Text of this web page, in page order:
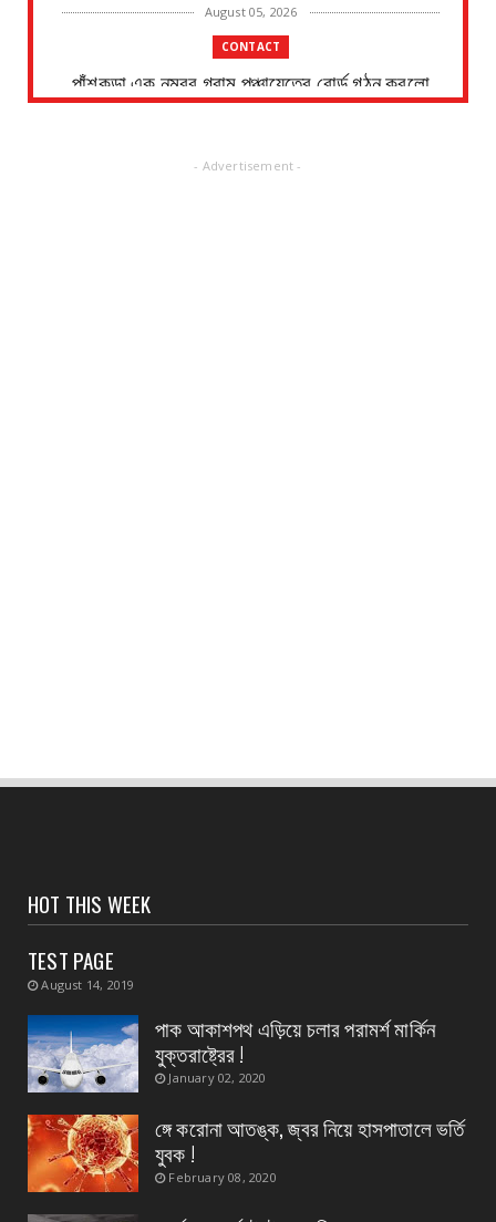
August 05, 2026
CONTACT
পাঁশকুড়া এক নম্বর গ্রাম পঞ্চায়েতের বোর্ড গঠন করলো
বিজেপি
CONTACT
CONTACT
নদী বাঁধ পরিদর্শন করলেন হলদিয়ার বিধায়ক প্রদীপ
সংবাদপত্রের ধার্যকৃত সোনা ও রূপার গহনা দর
August 04, 2026
স্বাস্থ্য মন্ত্রীর নির্দেশে জেলার ২৮ টি ডায়াগনস্টিক
সেন্টার...
- Advertisement -
HOT THIS WEEK
TEST PAGE
August 14, 2019
পাক আকাশপথ এড়িয়ে চলার পরামর্শ মার্কিন
যুক্তরাষ্ট্রের !
January 02, 2020
ঙ্গে করোনা আতঙ্ক, জ্বর নিয়ে হাসপাতালে ভর্তি
যুবক !
February 08, 2020